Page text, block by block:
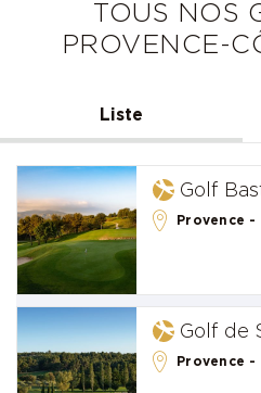
TOUS NOS
PROVENCE-
Liste
Golf
Provence
Golf de
Provence